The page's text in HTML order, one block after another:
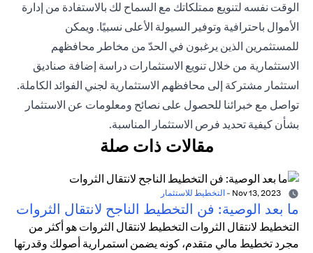
الوقت نفسه لتنويع ممتلكاتك مع السماح لك بالاستفادة من إدارة
الأموال باحترافية وتوفير السيولة الأعلى نسبيًا. ويمكن
للمستثمرين الذين يرغبون في الحدّ من مخاطر محافظهم
الاستثمارية من خلال تنويع الاستثمارات دراسة إضافة صناديق
استثمار مشتركة إلى محافظهم الاستثمارية لجني الفوائد الكاملة.
تواصل مع خبرائنا للحصول على نصائح ومعلومات عن الاستثمار
بشأن كيفية تحديد فرص الاستثمار المناسبة.
مقالات ذات صلة
- التخطيط للاستثمار
ما بعد الوصية: فن التخطيط الناجح لانتقال الثروات
التخطيط لانتقال الثروات التخطيط لانتقال الثروات هو أكثر من
مجرد تخطيط مالي متقدم، كونه يضمن استمرارية أصولك وقدرتها